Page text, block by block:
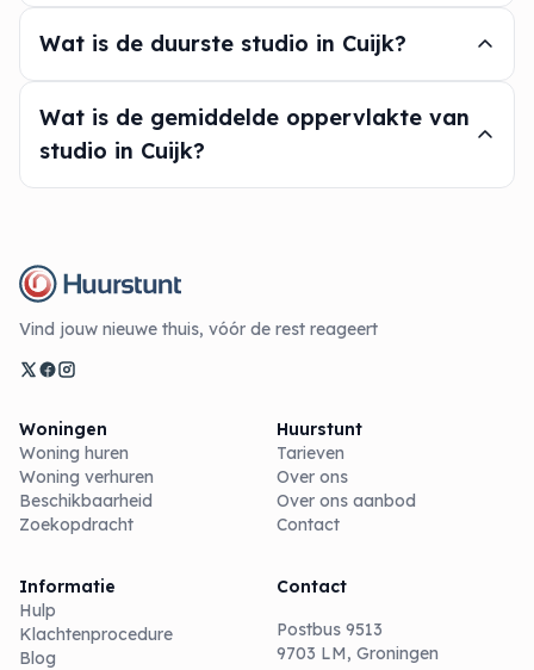
Wat is de duurste studio in Cuijk?
Wat is de gemiddelde oppervlakte van
studio in Cuijk?
Vind jouw nieuwe thuis, vóór de rest reageert
Woningen
Woning huren
Woning verhuren
Beschikbaarheid
Zoekopdracht
Huurstunt
Tarieven
Over ons
Over ons aanbod
Contact
Informatie
Hulp
Klachtenprocedure
Blog
Contact
Postbus 9513
9703 LM, Groningen